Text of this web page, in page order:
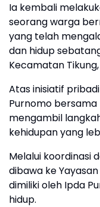
Ia kembali
seorang warga
yang telah
dan hidup
Kecamatan
Atas inisiatif
Purnomo
mengambil
kehidupan yang
Melalui koordinasi
dibawa ke
dimiliki oleh Ipda
hidup.